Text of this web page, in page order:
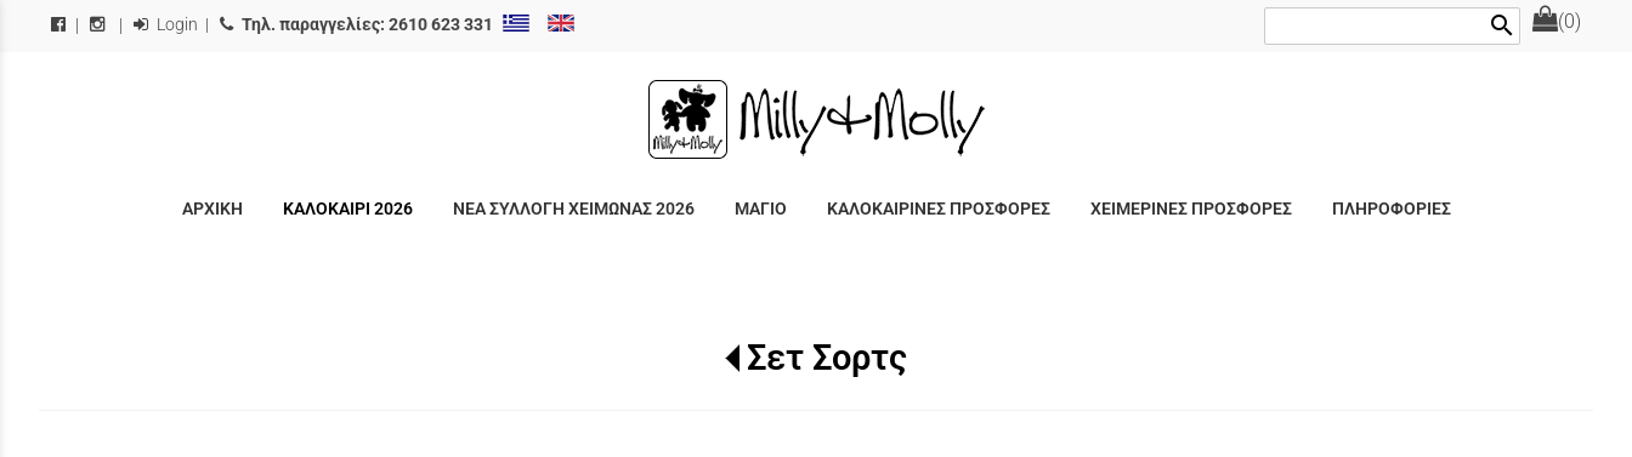
Login | Τηλ. παραγγελίες: 2610 623 331 (0)
search
ΑΡΧΙΚΗ ΚΑΛΟΚΑΙΡΙ 2026 ΝΕΑ ΣΥΛΛΟΓΗ ΧΕΙΜΩΝΑΣ 2026 ΜΑΓΙΟ ΚΑΛΟΚΑΙΡΙΝΕΣ ΠΡΟΣΦΟΡΕΣ ΧΕΙΜΕΡΙΝΕΣ ΠΡΟΣΦΟΡΕΣ ΠΛΗΡΟΦΟΡΙΕΣ
Σετ Σορτς